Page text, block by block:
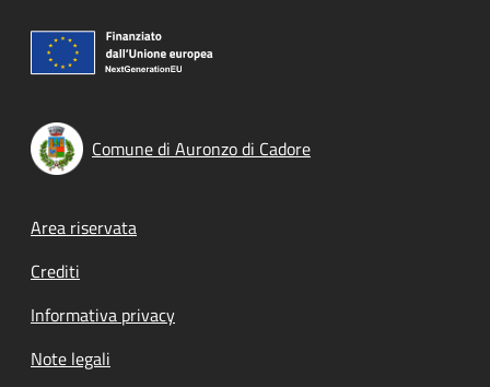
Comune di Auronzo di Cadore
Footer menu
Area riservata
Crediti
Informativa privacy
Note legali